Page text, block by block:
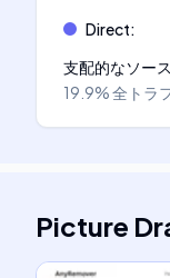
Direct:
支配的なソース
19.9%全トラ
Picture